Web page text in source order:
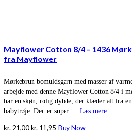
Mayflower Cotton 8/4 – 1436
fra Mayflower
Mørkebrun bomuldsgarn med masser af
arbejde med denne Mayflower Cotton 8/4 i
har en skøn, rolig dybde, der klæder alt fra
babytrøje. Den er super … Læs mere
kr.21,00Den
kr. 11,95 Den
Buy Now